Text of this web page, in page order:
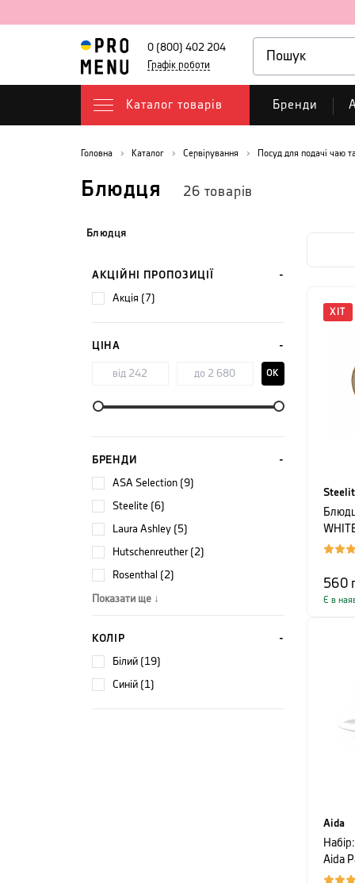
0 (800) 402 204
Графік роботи
Каталог товарів Бренди
Головна Каталог Сервірування Посуд для подачі чаю
Блюдця 26 товарів
Блюдця
АКЦІЙНІ ПРОПОЗИЦІЇ
акція (7)
ЦІНА
OK
БРЕНДИ
ASA Selection (9)
Steelite (6)
Laura Ashley (5)
Hutschenreuther (2)
Rosenthal (2)
Показати ще ↓
КОЛІР
білий (19)
синій (1)
ХІТ
білий
560
Є в
Aida
Aida
л,